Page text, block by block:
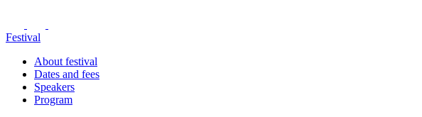
Festival
About festival
Dates and fees
Speakers
Program